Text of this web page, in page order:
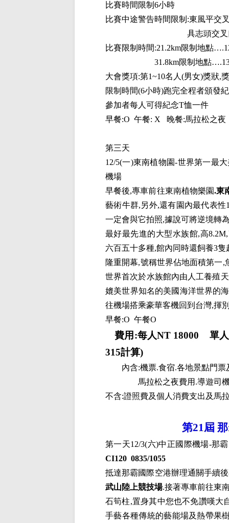
比賽時間限制 6小時
比賽中途警告時間限制 :東風平交
具志頭交
比賽限制時間:21.2km限制地點
31.8km限制地點
大會獎項:第1~10名人 (男女)獎狀,
限制時間(6小時)跑完全程者頒發
參加者每人可得紀念T恤一件
早餐:O 午餐: X 晚餐:馬拉松之夜
第三天
12/5(一)東南植物園-世界第一最
機場
早餐後,專車前往東南植物樂園.東
藝術牛群,另外,還有園內最代表性
一定會與它拍照,據說可將逆境轉
最好最先進的大型水族館,高8.2M,
六百五十多種,館內同時還飼養3隻
隆重開幕,號稱世界佔地面積第一,
世界首次於水族館內由人工養殖
媲美世界知名的美國海洋世界的
往機場搭乘豪華客機回到台灣,揮
早餐:O 午餐O
費用 :每人NT 18000
單
315計算)
內含:機票.食宿.各地景點門票
馬拉松之夜費用 .導遊司
不含:證照費及個人消費支出及馬
第21屆
第一天12/3(六)中正國際機場-那
CI120 0835/1055
抵達那霸國際空港辦理通關手續
武山陸上競技場.接著專車前往東
石筍柱,置身其中您也不免讚嘆大
手藝各種傳統的藝能場及熱帶果